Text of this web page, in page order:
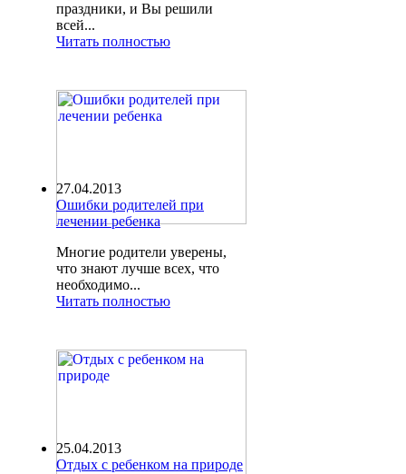
праздники, и Вы решили
всей...
Читать полностью
27.04.2013
Ошибки родителей при
лечении ребенка
Многие родители уверены,
что знают лучше всех, что
необходимо...
Читать полностью
25.04.2013
Отдых с ребенком на природе